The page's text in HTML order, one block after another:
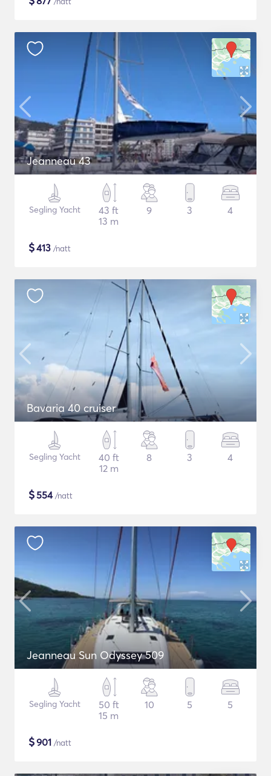
Jeanneau 43
Segling Yacht
43 ft
13 m
9 3 4
$413 /natt
Bavaria 40 cruiser
Segling Yacht
40 ft
12 m
8 3 4
$554/natt
Jeanneau Sun Odyssey 509
Segling Yacht
50 ft
15 m
10 5 5
$901 /natt